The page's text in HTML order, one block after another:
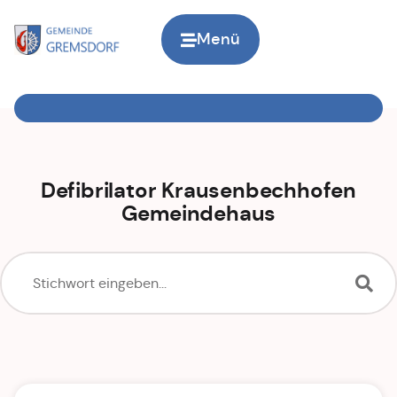
Menü
Defibrilator Krausenbechhofen
Gemeindehaus